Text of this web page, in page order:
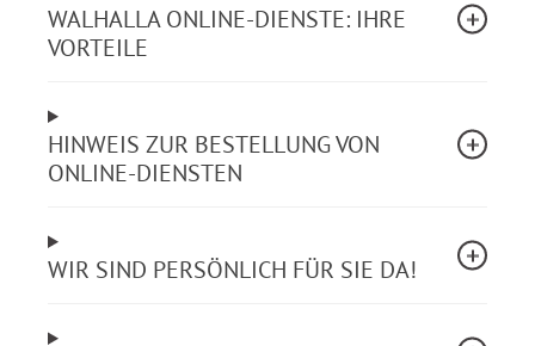
Mit ergänzende Rundschreiben und wichtige Urteile
Überzeugen Sie sich selbst im 24-Stunden-Test!
WALHALLA ONLINE-DIENSTE: IHRE
VORTEILE
HINWEIS ZUR BESTELLUNG VON
ONLINE-DIENSTEN
WIR SIND PERSÖNLICH FÜR SIE DA!